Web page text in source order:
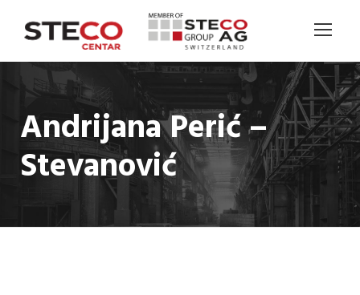
Andrijana Perić –
Stevanović